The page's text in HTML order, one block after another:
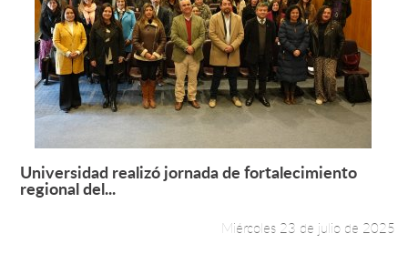
Leer más +
Universidad realizó jornada de fortalecimiento
regional del...
Miércoles 23 de julio de 2025